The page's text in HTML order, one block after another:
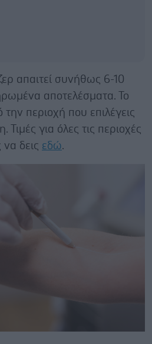
απαιτεί συνήθως 6-10
αποτελέσματα. Το
περιοχή που επιλέγεις
για όλες τις περιοχές
δεις εδώ.